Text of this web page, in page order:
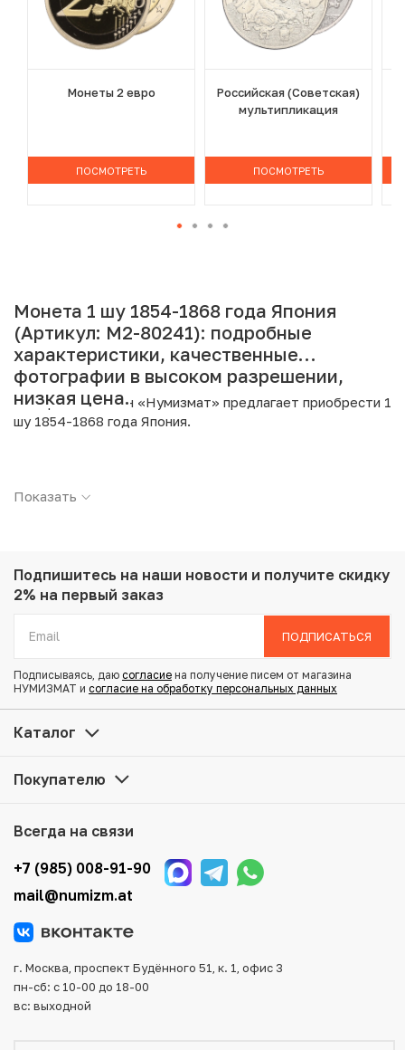
Монеты 2 евро
ПОСМОТРЕТЬ
Российская (Советская)
мультипликация
ПОСМОТРЕТЬ
Монета 1 шу 1854-1868 года Япония
(Артикул: M2-80241): подробные
характеристики, качественные
фотографии в высоком разрешении,
низкая цена.
Интернет магазин «Нумизмат» предлагает приобрести 1
шу 1854-1868 года Япония.
Страна: Япония
Проба: 880
Вес: 1.89 г
Состояние: XF
Купить 1 шу 1854-1868 года Япония по привлекательной
цене можно в нашем интернет-магазине — Вам
достаточно оформить заказ на сайте. Все монеты,
Для вашего удобства представлены несколько способов
оплаты и доставки заказа. Все отправления надежно и
тщательно упаковываются, что исключает возможность
повреждения во время доставки.
Показать
Подпишитесь на наши новости и получите скидку
2% на первый заказ
ПОДПИСАТЬСЯ
Подписываясь, даю согласие на получение писем от магазина
НУМИЗМАТ и согласие на обработку персональных данных
Каталог
Покупателю
Всегда на связи
+7 (985) 008-91-90
mail@numizm.at
г. Москва, проспект Будённого 51, к. 1, офис 3
пн-сб: с 10-00 до 18-00
вс: выходной